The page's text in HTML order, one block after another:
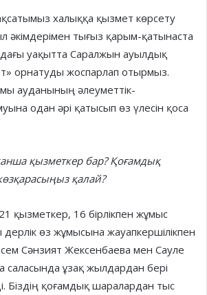
халыққа қызмет көрсету
әкімдерімен тығыз қарым-қатынаста
уақытта Саралжын ауылдық
орнатуды жоспарлап отырмыз.
ауданының әлеуметтік-
одан әрі қатысып өз үлесін қоса
қызметкер бар? Қоғамдық
қалай?
қызметкер, 16 бірлікпен жұмыс
өз жұмысына жауапкершілікпен
Сәнзият Жексенбаева мен Сауле
саласында ұзақ жылдардан бері
Біздің қоғамдық шаралардан тыс